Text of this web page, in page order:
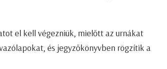
el kell végezniük, mielőtt az urnákat
és jegyzőkönyvben rögzítik a